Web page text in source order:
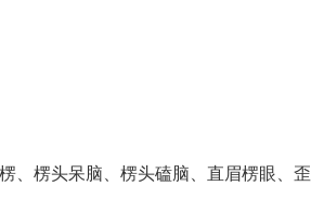
、楞头呆脑、楞头磕脑、直眉楞眼、